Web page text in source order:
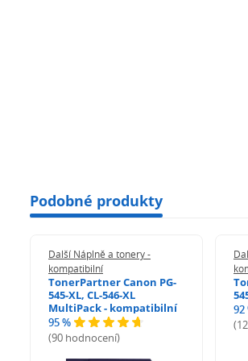
Podobné produkty
Další Náplně a tonery -
kompatibilní
TonerPartner Canon PG-
545-XL, CL-546-XL
MultiPack - kompatibilní
95 %
(90 hodnocení)
92